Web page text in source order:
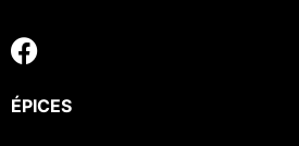
ÉPICES